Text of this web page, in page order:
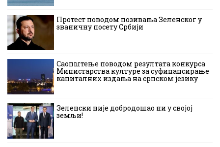
Протест поводом позивања Зеленског у
званичну посету Србији
Саопштење поводом резултата конкурса
Министарства културе за суфинансирање
капиталних издања на српском језику
Зеленски није добродошао ни у својој
земљи!